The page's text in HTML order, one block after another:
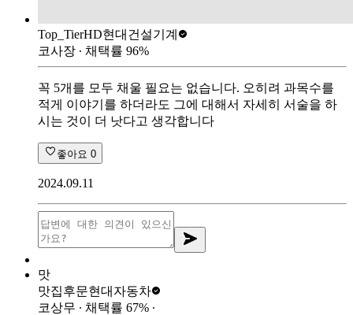
Top_TierHD현대건설기계
코사장 ∙ 채택률 96%
꼭 5개를 모두 채울 필요는 없습니다. 오히려 과목수를
적게 이야기를 하더라도 그에 대해서 자세히 서술을 하
시는 것이 더 낫다고 생각합니다
좋아요 0
2024.09.11
맛
맛집후문현대자동차
코상무 ∙ 채택률 67% ∙